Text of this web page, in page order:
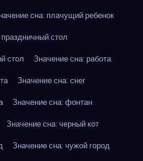
сна: плачущий ребенок
стол
стол
Значение сна: работа
Значение сна: снег
Значение сна: фонтан
Значение сна: черный кот
Значение сна: чужой город